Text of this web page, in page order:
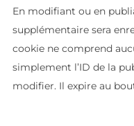
En modifiant ou en
supplémentaire sera
cookie ne comprend
simplement l’ID de la
modifier. Il expire au